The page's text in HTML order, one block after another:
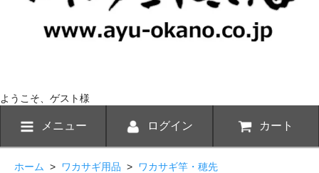
ようこそ、ゲスト様
メニュー ログイン カート
ホーム > ワカサギ用品 > ワカサギ竿・穂先